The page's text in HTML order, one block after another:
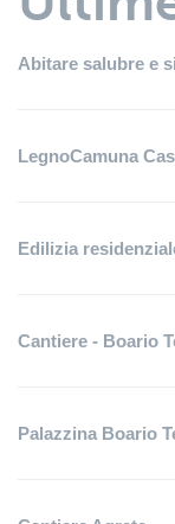
Abitare salubre e
LegnoCamuna
Edilizia
Cantiere - Boario
Palazzina Boario